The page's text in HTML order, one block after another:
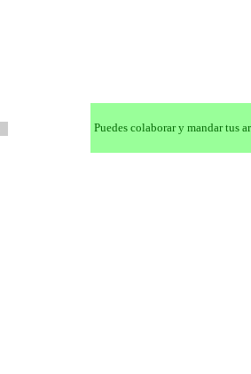
Puedes colaborar y mandar tus